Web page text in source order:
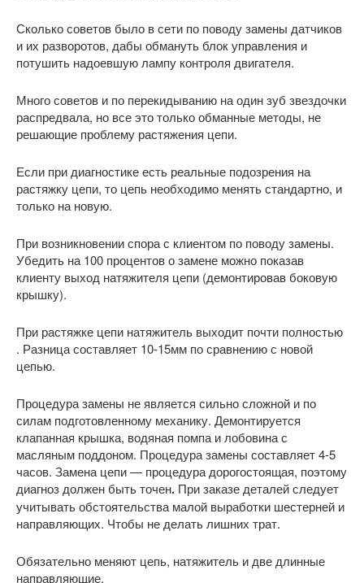
Сколько советов было в сети по поводу замены датчиков
и их разворотов, дабы обмануть блок управления и
потушить надоевшую лампу контроля двигателя.
Много советов и по перекидыванию на один зуб звездочки
распредвала, но все это только обманные методы, не
решающие проблему растяжения цепи.
Если при диагностике есть реальные подозрения на
растяжку цепи, то цепь необходимо менять стандартно, и
только на новую.
При возникновении спора с клиентом по поводу замены.
Убедить на 100 процентов о замене можно показав
клиенту выход натяжителя цепи (демонтировав боковую
крышку).
При растяжке цепи натяжитель выходит почти полностью
. Разница составляет 10-15мм по сравнению с новой
цепью.
Процедура замены не является сильно сложной и по
силам подготовленному механику. Демонтируется
клапанная крышка, водяная помпа и лобовина с
масляным поддоном. Процедура замены составляет 4-5
часов. Замена цепи — процедура дорогостоящая, поэтому
диагноз должен быть точен. При заказе деталей следует
учитывать обстоятельства малой выработки шестерней и
направляющих. Чтобы не делать лишних трат.
Обязательно меняют цепь, натяжитель и две длинные
направляющие.